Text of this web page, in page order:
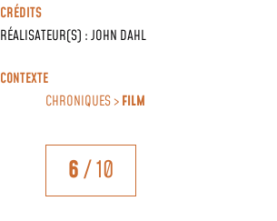
CRÉDITS
RÉALISATEUR(S) :JOHN DAHL
CONTEXTE
CHRONIQUES >FILM
6/ 10